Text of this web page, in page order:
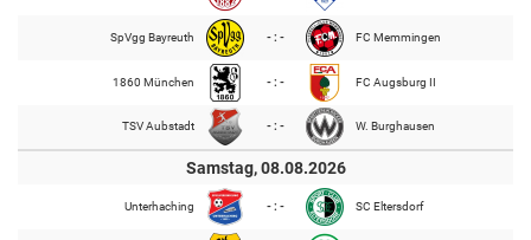
SpVgg Bayreuth - : - FC Memmingen
1860 München - : - FC Augsburg II
TSV Aubstadt - : - W. Burghausen
Samstag, 08.08.2026
Unterhaching - : - SC Eltersdorf